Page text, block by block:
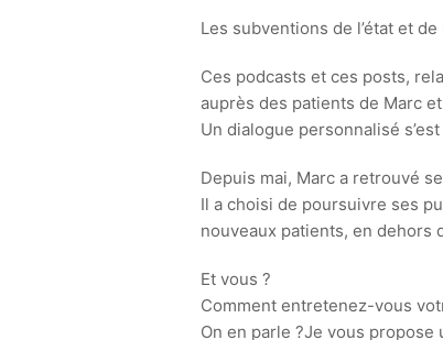
Les subventions de l’état et
Ces podcasts et ces posts,
auprès des patients de Marc
Un dialogue personnalisé
Depuis mai, Marc a retrouvé
Il a choisi de poursuivre ses
nouveaux patients, en dehors
Et vous ?
Comment entretenez-vous
On en parle ?Je vous propose